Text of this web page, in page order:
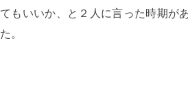
てもいいか、と２人に言った時期が
た。